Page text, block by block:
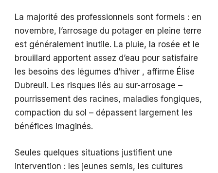
La majorité des professionnels sont formels : en
novembre, l’arrosage du potager en pleine terre
est généralement inutile. La pluie, la rosée et le
brouillard apportent assez d’eau pour satisfaire
les besoins des légumes d’hiver , affirme Élise
Dubreuil. Les risques liés au sur-arrosage –
pourrissement des racines, maladies fongiques,
compaction du sol – dépassent largement les
bénéfices imaginés.
Seules quelques situations justifient une
intervention : les jeunes semis, les cultures